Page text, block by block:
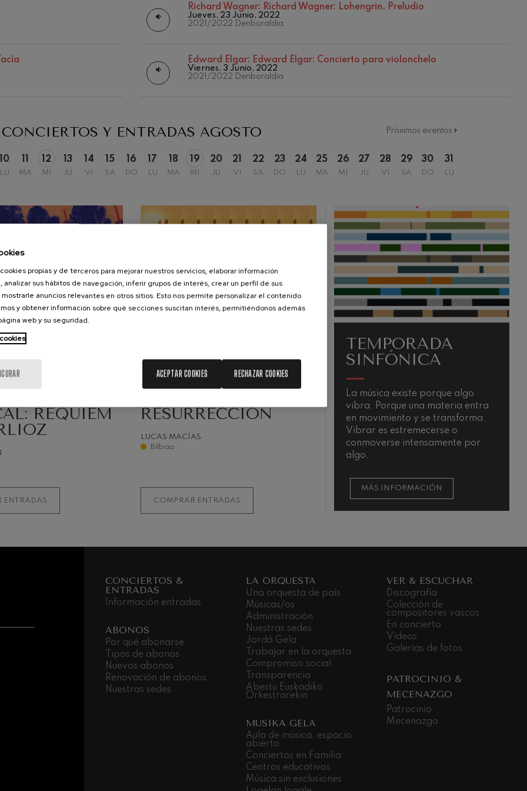
Otras actividades
2022/2023 Denboraldia
Temporada 2019-2020
Temporada 2019/2020
Temporada de abono 2020/2021
Richard Wagner: Richard Wagner: Lohengrin. Preludio
Jueves, 23 Junio, 2022
2021/2022 Denboraldia
Edward Elgar: Edward Elgar: Concierto para violonchelo
Viernes, 3 Junio, 2022
2021/2022 Denboraldia
Próximos eventos
CONCIERTOS Y ENTRADAS AGOSTO
10
LU MA
12
MI
13
JU
14
VI
15
SA
16
DO
17
LU
18
MA
19
MI
AGOSTO, 2026
MIÉRCOLES, 20:00
20
JU
21
VI
22
SA
23
DO
24
LU
25
MA
26
MI
27
JU
28
VI
29
SA
30
DO
31
LU
TEMPORADA
SINFÓNICA
La música existe porque algo
vibra. Porque una materia entra
en movimiento y se transforma.
Vibrar es estremecerse o
conmoverse intensamente por
algo.
MÁS INFORMACIÓN
2026
RÉQUIEM
ENTRADAS
RESURRECCIÓN
LUCAS MACÍAS
Bilbao
COMPRAR ENTRADAS
CONCIERTOS &
ENTRADAS
Información entradas
ABONOS
Por qué abonarse
Tipos de abonos
Nuevos abonos
Renovación de abonos
Nuestras sedes
LA ORQUESTA
Una orquesta de país
Músicas/os
Administración
Nuestras sedes
Jordá Gela
Trabajar en la orquesta
Compromiso social
Transparencia
Abestu Euskadiko
Orkestrarekin
MUSIKA GELA
Aula de música, espacio
abierto
Conciertos en Familia
Centros educativos
Música sin exclusiones
VER & ESCUCHAR
Discografía
Colección de
compositores vascos
En concierto
Vídeos
Galerías de fotos
PATROCINIO &
MECENAZGO
Patrocinio
Mecenazgo
nº4
Sinfonía nº83
Sinfonía nº4
Sinfonía nº2
Sinfonía nº6
Mozart
Mozart: Concierto para
propias y de terceros para mejorar nuestros servicios, elaborar información
analizar sus hábitos de navegación, inferir grupos de interés, crear un perfil de sus
anuncios relevantes en otros sitios. Esto nos permite personalizar el contenido
y obtener información sobre qué secciones suscitan interés, permitiéndonos además
web y su seguridad.
RECHAZAR COOKIES
ACEPTAR COOKIES